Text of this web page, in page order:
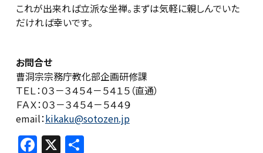
これが出来れば立派な坐禅。まずは気軽に親しんでいた
だければ幸いです。
お問合せ
曹洞宗宗務庁教化部企画研修課
ＴＥＬ：０３－３４５４－５４１５（直通）
ＦＡＸ：０３－３４５４－５４４９
email：kikaku@sotozen.jp
F X 共